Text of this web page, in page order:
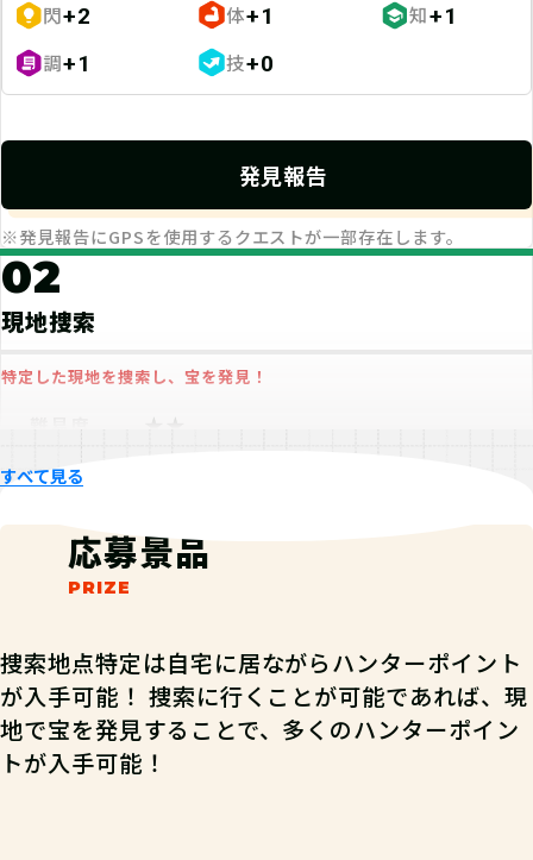
てごたえ ストーリー ボリューム
MARU3
気まぐれなティンカーベル
RANK：F / Lv.98
2026-01-03
この設置方法は初めてかも、すごい目立ちますね
これ。
てごたえ ストーリー ボリューム
閃+2 体+1 知+1
調+1 技+0
発見報告
※発見報告にGPSを使用するクエストが一部存在します。
02
現地捜索
特定した現地を捜索し、宝を発見！
難易度 ★★
ポイント
経験値 合計5pt
チャレンジパラメーター
閃+1 体+2 知+1
調+1 技+0
すべて見る
応募景品
捜索地点特定は自宅に居ながらハンターポイント
が入手可能！ 捜索に行くことが可能であれば、現
地で宝を発見することで、多くのハンターポイン
トが入手可能！